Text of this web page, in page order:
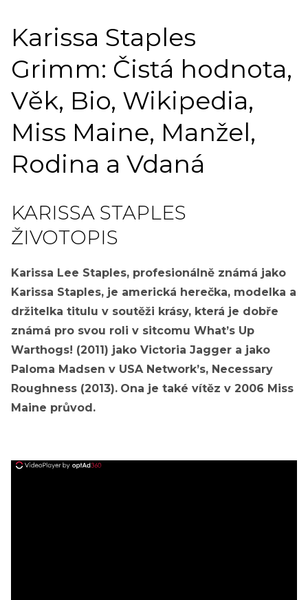
Karissa Staples
Grimm: Čistá hodnota,
Věk, Bio, Wikipedia,
Miss Maine, Manžel,
Rodina a Vdaná
KARISSA STAPLES
ŽIVOTOPIS
Karissa Lee Staples, profesionálně známá jako
Karissa Staples, je americká herečka, modelka a
držitelka titulu v soutěži krásy, která je dobře
známá pro svou roli v sitcomu What’s Up
Warthogs! (2011) jako Victoria Jagger a jako
Paloma Madsen v USA Network’s, Necessary
Roughness (2013). Ona je také vítěz v 2006 Miss
Maine průvod.